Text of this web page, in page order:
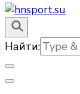
hnsport.su –
Найти: